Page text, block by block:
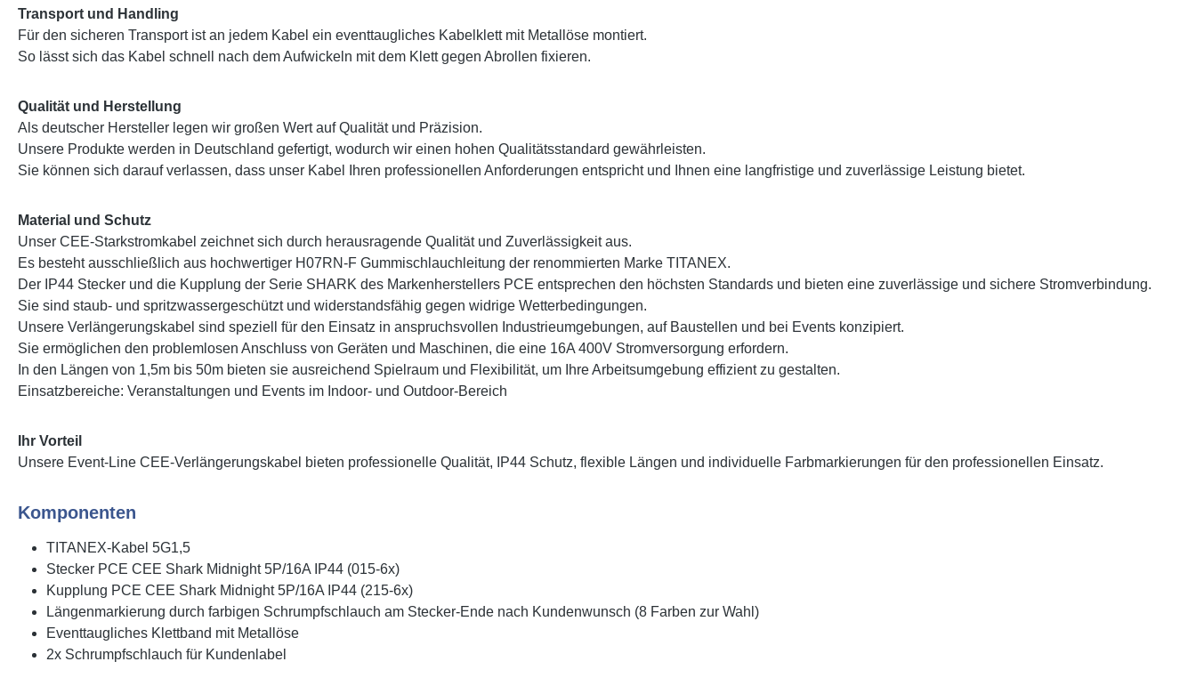
Transport und Handling
Für den sicheren Transport ist an jedem Kabel ein eventtaugliches Kabelklett mit Metallöse montiert.
So lässt sich das Kabel schnell nach dem Aufwickeln mit dem Klett gegen Abrollen fixieren.
Qualität und Herstellung
Als deutscher Hersteller legen wir großen Wert auf Qualität und Präzision.
Unsere Produkte werden in Deutschland gefertigt, wodurch wir einen hohen Qualitätsstandard gewährleisten.
Sie können sich darauf verlassen, dass unser Kabel Ihren professionellen Anforderungen entspricht und Ihnen eine langfristige und zuverlässige Leistung bietet.
Material und Schutz
Unser CEE-Starkstromkabel zeichnet sich durch herausragende Qualität und Zuverlässigkeit aus.
Es besteht ausschließlich aus hochwertiger H07RN-F Gummischlauchleitung der renommierten Marke TITANEX.
Der IP44 Stecker und die Kupplung der Serie SHARK des Markenherstellers PCE entsprechen den höchsten Standards und bieten eine zuverlässige und sichere Stromverbindung.
Sie sind staub- und spritzwassergeschützt und widerstandsfähig gegen widrige Wetterbedingungen.
Unsere Verlängerungskabel sind speziell für den Einsatz in anspruchsvollen Industrieumgebungen, auf Baustellen und bei Events konzipiert.
Sie ermöglichen den problemlosen Anschluss von Geräten und Maschinen, die eine 16A 400V Stromversorgung erfordern.
In den Längen von 1,5m bis 50m bieten sie ausreichend Spielraum und Flexibilität, um Ihre Arbeitsumgebung effizient zu gestalten.
Einsatzbereiche: Veranstaltungen und Events im Indoor- und Outdoor-Bereich
Ihr Vorteil
Unsere Event-Line CEE-Verlängerungskabel bieten professionelle Qualität, IP44 Schutz, flexible Längen und individuelle Farbmarkierungen für den professionellen Einsatz.
Komponenten
TITANEX-Kabel 5G1,5
Stecker PCE CEE Shark Midnight 5P/16A IP44 (015-6x)
Kupplung PCE CEE Shark Midnight 5P/16A IP44 (215-6x)
Längenmarkierung durch farbigen Schrumpfschlauch am Stecker-Ende nach Kundenwunsch (8 Farben zur Wahl)
Eventtaugliches Klettband mit Metallöse
2x Schrumpfschlauch für Kundenlabel